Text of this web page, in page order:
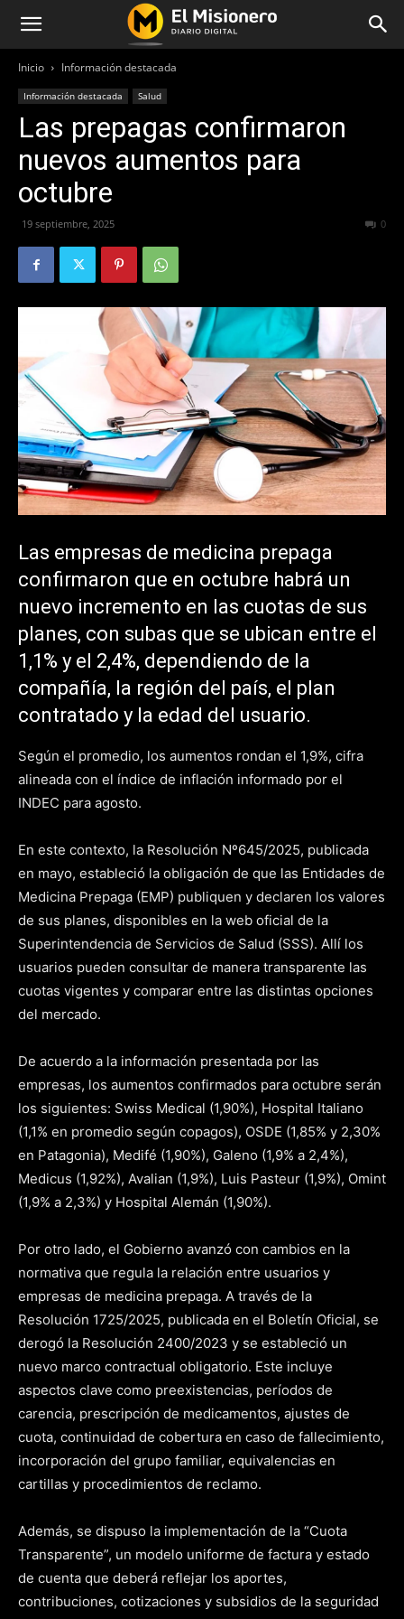
Inicio Información destacada
Información destacada Salud
Las prepagas confirmaron
nuevos aumentos para
octubre
19 septiembre, 2025 0
Las empresas de medicina prepaga
confirmaron que en octubre habrá un
nuevo incremento en las cuotas de sus
planes, con subas que se ubican entre el
1,1% y el 2,4%, dependiendo de la
compañía, la región del país, el plan
contratado y la edad del usuario.
Según el promedio, los aumentos rondan el 1,9%, cifra
alineada con el índice de inflación informado por el
INDEC para agosto.
En este contexto, la Resolución Nº645/2025, publicada
en mayo, estableció la obligación de que las Entidades de
Medicina Prepaga (EMP) publiquen y declaren los valores
de sus planes, disponibles en la web oficial de la
Superintendencia de Servicios de Salud (SSS). Allí los
usuarios pueden consultar de manera transparente las
cuotas vigentes y comparar entre las distintas opciones
del mercado.
De acuerdo a la información presentada por las
empresas, los aumentos confirmados para octubre serán
los siguientes: Swiss Medical (1,90%), Hospital Italiano
(1,1% en promedio según copagos), OSDE (1,85% y 2,30%
en Patagonia), Medifé (1,90%), Galeno (1,9% a 2,4%),
Medicus (1,92%), Avalian (1,9%), Luis Pasteur (1,9%), Omint
(1,9% a 2,3%) y Hospital Alemán (1,90%).
Por otro lado, el Gobierno avanzó con cambios en la
normativa que regula la relación entre usuarios y
empresas de medicina prepaga. A través de la
Resolución 1725/2025, publicada en el Boletín Oficial, se
derogó la Resolución 2400/2023 y se estableció un
nuevo marco contractual obligatorio. Este incluye
aspectos clave como preexistencias, períodos de
carencia, prescripción de medicamentos, ajustes de
cuota, continuidad de cobertura en caso de fallecimiento,
incorporación del grupo familiar, equivalencias en
cartillas y procedimientos de reclamo.
Además, se dispuso la implementación de la “Cuota
Transparente”, un modelo uniforme de factura y estado
de cuenta que deberá reflejar los aportes,
contribuciones, cotizaciones y subsidios de la seguridad